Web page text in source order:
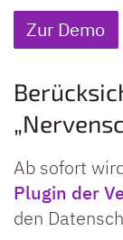
Zur Demo
Ab sofort
Plugin der
den